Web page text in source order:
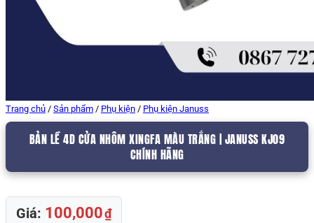
Trang chủ / Sản phẩm / Phụ kiện / Phụ kiện Januss
BẢN LỀ 4D CỬA NHÔM XINGFA MÀU TRẮNG | JANUSS KJ09
CHÍNH HÃNG
Giá: 100,000₫